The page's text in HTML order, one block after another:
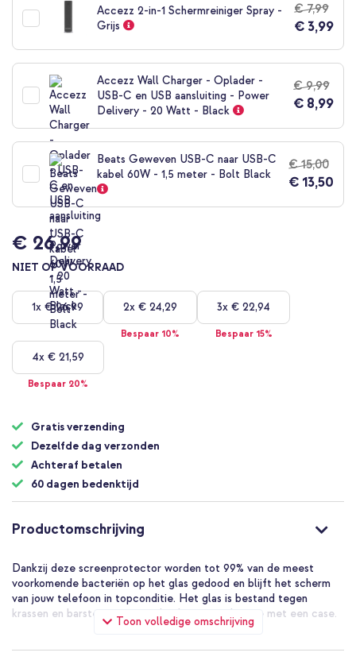
begin
van
de
Accezz 2-in-1 Schermreiniger Spray -
Grijs
€ 7,99
€ 3,99
Accezz Wall Charger - Oplader -
USB-C en USB aansluiting - Power
Delivery - 20 Watt - Black
€ 9,99
€ 8,99
Beats Geweven USB-C naar USB-C
kabel 60W - 1,5 meter - Bolt Black
€ 15,00
€ 13,50
€ 26,99
NIET OP VOORRAAD
1x € 26,99 2x € 24,29
Bespaar 10%
3x € 22,94
Bespaar 15%
4x € 21,59
Bespaar 20%
Gratis verzending
Dezelfde dag verzonden
Achteraf betalen
60 dagen bedenktijd
Productomschrijving
Toon volledige omschrijving
Dankzij deze screenprotector worden tot 99% van de meest
voorkomende bacteriën op het glas gedood en blijft het scherm
van jouw telefoon in topconditie. Het glas is bestand tegen
krassen en barsten en is te gebruiken in combinatie met een case.